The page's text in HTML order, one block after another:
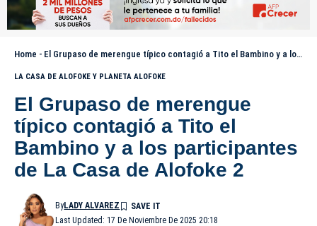
Home - El Grupaso de merengue típico contagió a Tito el Bambino y a los participantes de La Casa de Alofoke 2
LA CASA DE ALOFOKE Y PLANETA ALOFOKE
El Grupaso de merengue
típico contagió a Tito el
Bambino y a los participantes
de La Casa de Alofoke 2
Last Updated: 17 De Noviembre De 2025 20:18
ByLADY ALVAREZ